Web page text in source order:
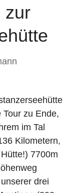
zur
Tour zu Ende,
im Tal
Kilometern,
7700m
drei